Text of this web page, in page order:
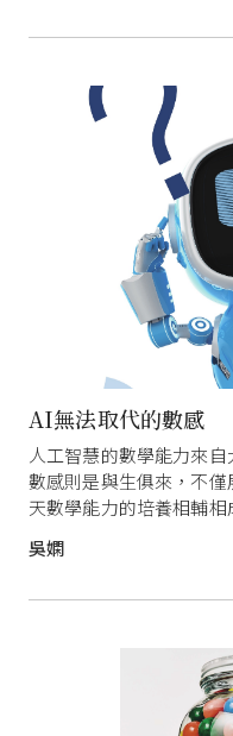
AI無法取代的數感
人工智慧的數學能力來
數感則是與生俱來，不
天數學能力的培養相輔相
吳嫻